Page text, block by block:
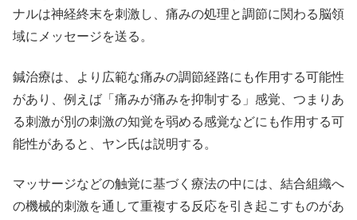
ナルは神経終末を刺激し、痛みの処理と調節に関わる脳領
域にメッセージを送る。
鍼治療は、より広範な痛みの調節経路にも作用する可能性
があり、例えば「痛みが痛みを抑制する」感覚、つまりあ
る刺激が別の刺激の知覚を弱める感覚などにも作用する可
能性があると、ヤン氏は説明する。
マッサージなどの触覚に基づく療法の中には、結合組織へ
の機械的刺激を通して重複する反応を引き起こすものがあ